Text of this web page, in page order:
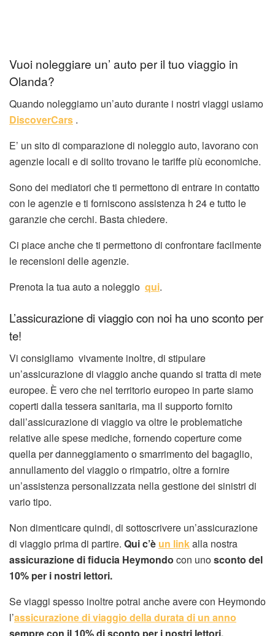
Vuoi noleggiare un’ auto per il tuo viaggio in
Olanda?
Quando noleggiamo un’auto durante i nostri viaggi usiamo
DiscoverCars .
E’ un sito di comparazione di noleggio auto, lavorano con
agenzie locali e di solito trovano le tariffe più economiche.
Sono dei mediatori che ti permettono di entrare in contatto
con le agenzie e ti forniscono assistenza h 24 e tutto le
garanzie che cerchi. Basta chiedere.
Ci piace anche che ti permettono di confrontare facilmente
le recensioni delle agenzie.
Prenota la tua auto a noleggio qui.
L’assicurazione di viaggio con noi ha uno sconto per
te!
Vi consigliamo vivamente inoltre, di stipulare
un’assicurazione di viaggio anche quando si tratta di mete
europee. È vero che nel territorio europeo in parte siamo
coperti dalla tessera sanitaria, ma il supporto fornito
dall’assicurazione di viaggio va oltre le problematiche
relative alle spese mediche, fornendo coperture come
quella per danneggiamento o smarrimento del bagaglio,
annullamento del viaggio o rimpatrio, oltre a fornire
un’assistenza personalizzata nella gestione dei sinistri di
vario tipo.
Non dimenticare quindi, di sottoscrivere un’assicurazione
di viaggio prima di partire. Qui c’è un linkalla nostra
assicurazione di fiducia Heymondo con unosconto del
10% per i nostri lettori.
Se viaggi spesso inoltre potrai anche avere con Heymondo
l’assicurazione di viaggio della durata di un anno